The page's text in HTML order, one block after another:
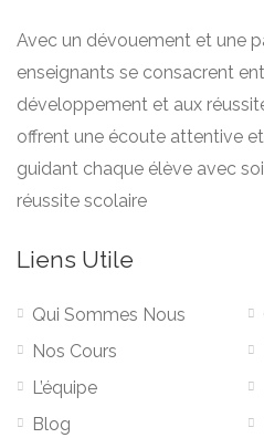
Avec un dévouement et une
enseignants se consacrent
développement et aux
offrent une écoute attentive
guidant chaque élève avec
réussite scolaire
Liens Utile
Qui Sommes Nous
Nos Cours
L’équipe
Blog